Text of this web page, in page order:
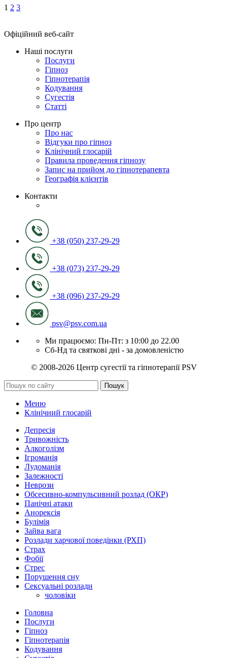
1 2 3
Офіційний веб-сайт
Наші послуги
Послуги
Гіпноз
Гіпнотерапія
Кодування
Сугестія
Статті
Про центр
Про нас
Відгуки про гіпноз
Клінічний глосарій
Правила проведення гіпнозу
Запис на прийом до гіпнотерапевта
Географія клієнтів
Контакти
+38 (050) 237-29-29
+38 (073) 237-29-29
+38 (096) 237-29-29
psv@psv.com.ua
Ми працюємо: Пн-Пт: з 10:00 до 22.00
Сб-Нд та святкові дні - за домовленістю
© 2008-2026 Центр сугестії та гіпнотерапії PSV
Пошук
Меню
Клінічний глосарій
Депресія
Тривожність
Алкоголізм
Ігроманія
Лудоманія
Залежності
Неврози
Обсесивно-компульсивний розлад (ОКР)
Панічні атаки
Анорексія
Булімія
Зайва вага
Розлади харчової поведінки (РХП)
Страх
Фобії
Стрес
Порушення сну
Сексуальні розлади
чоловіки
Головна
Послуги
Гіпноз
Гіпнотерапія
Кодування